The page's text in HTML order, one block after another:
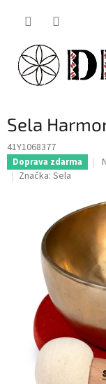
Sela
41Y1068377
Doprava zdarma
z
5
Značka: Sela